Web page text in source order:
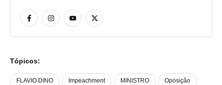
Tópicos:
FLAVIO DINO Impeachment MINISTRO Oposição